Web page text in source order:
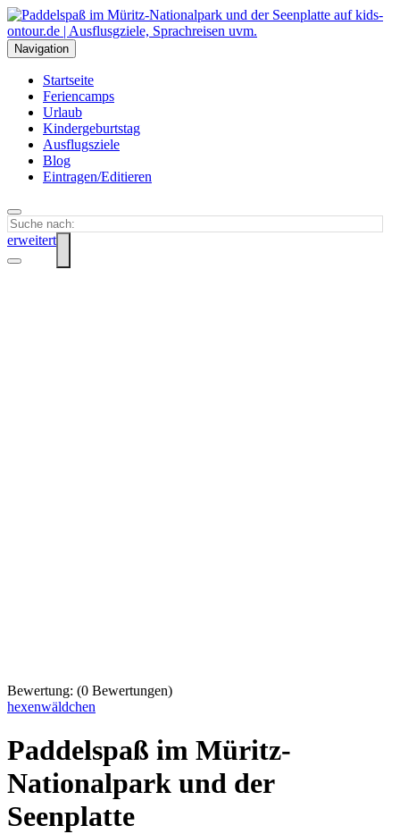
Navigation
Startseite
Feriencamps
Urlaub
Kindergeburtstag
Ausflugsziele
Blog
Eintragen/Editieren
erweitert
Bewertung: (0 Bewertungen)
hexenwäldchen
Paddelspaß im Müritz-
Nationalpark und der
Seenplatte